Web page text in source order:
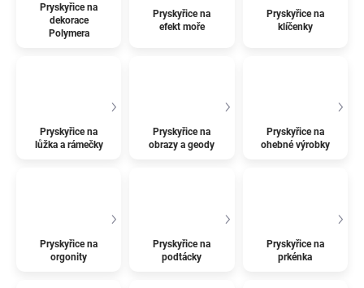
Pryskyřice na
dekorace
Polymera
Pryskyřice na
efekt moře
Pryskyřice na
klíčenky
Pryskyřice na
lůžka a rámečky
Pryskyřice na
obrazy a geody
Pryskyřice na
ohebné výrobky
Pryskyřice na
orgonity
Pryskyřice na
podtácky
Pryskyřice na
prkénka